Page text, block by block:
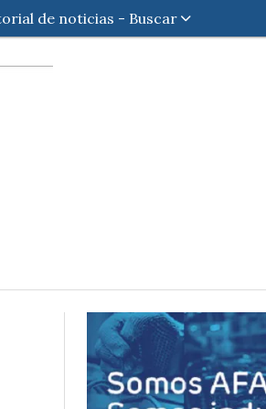
de noticias - Buscar